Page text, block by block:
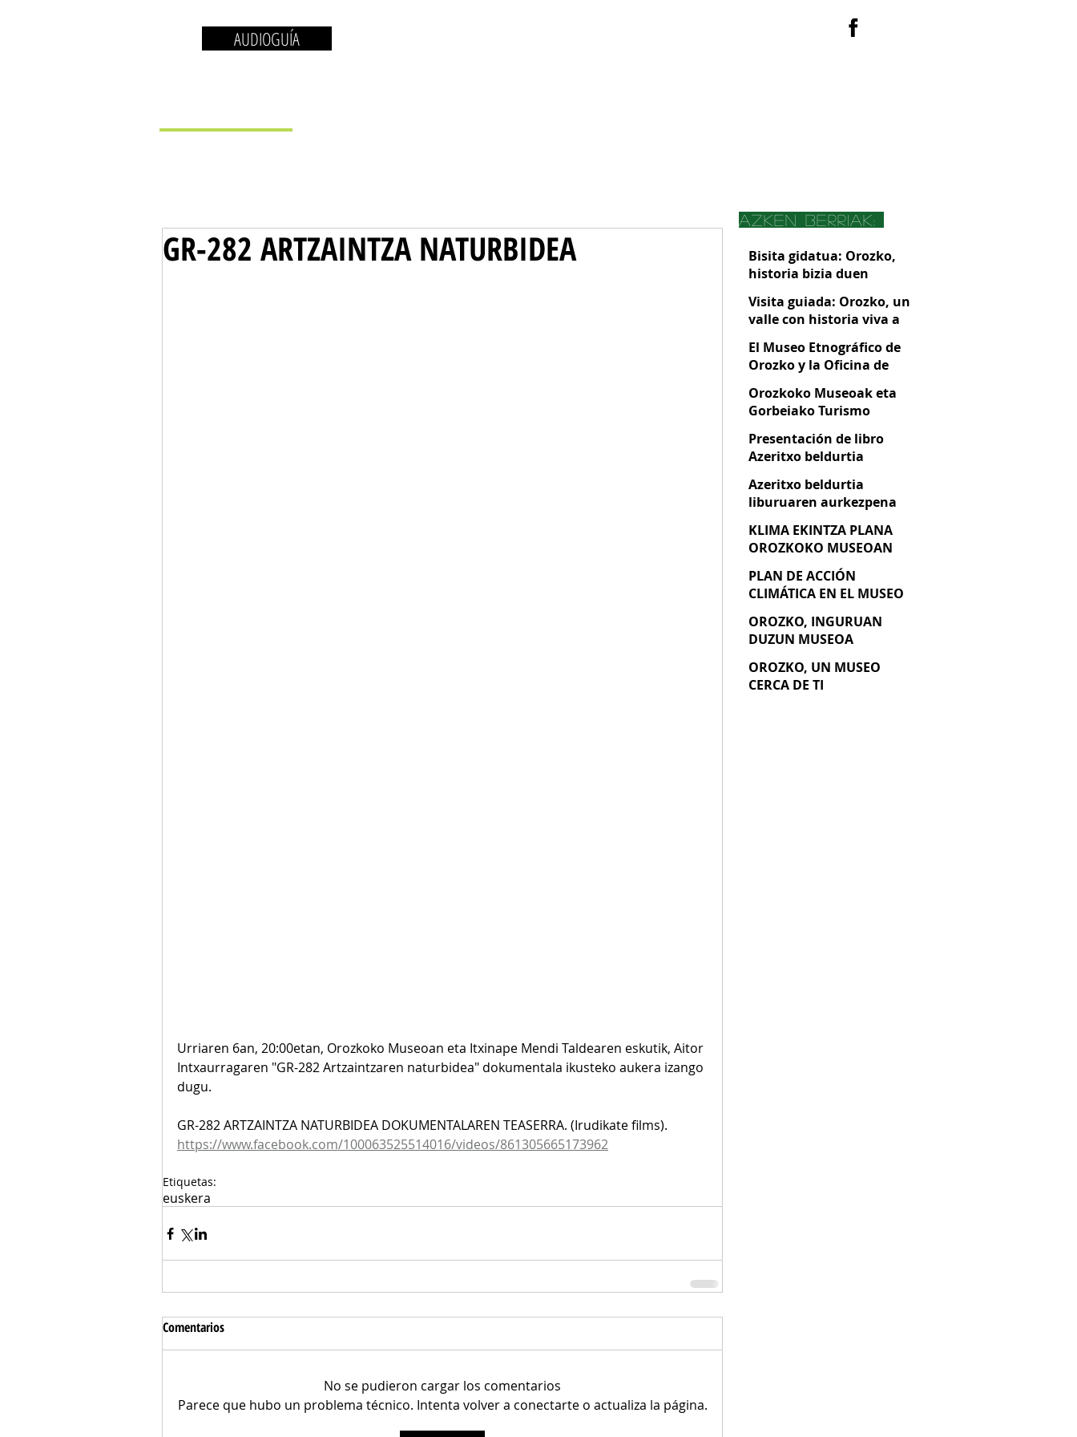
AUDIOGUÍA
GR-282 ARTZAINTZA NATURBIDEA
Urriaren 6an, 20:00etan, Orozkoko Museoan eta Itxinape Mendi Taldearen eskutik, Aitor
Intxaurragaren "GR-282 Artzaintzaren naturbidea" dokumentala ikusteko aukera izango
dugu.
GR-282 ARTZAINTZA NATURBIDEA DOKUMENTALAREN TEASERRA. (Irudikate films).
https://www.facebook.com/100063525514016/videos/861305665173962
Etiquetas:
euskera
Comentarios
No se pudieron cargar los comentarios
Parece que hubo un problema técnico. Intenta volver a conectarte o actualiza la página.
azken berriak:
Bisita gidatua: Orozko,
historia bizia duen
Visita guiada: Orozko, un
valle con historia viva a
El Museo Etnográfico de
Orozko y la Oficina de
suspenderán su atención
presencial a partir del 2
de marzo, por obras de
mejora
Orozkoko Museoak eta
Gorbeiako Turismo
arreta eten egingo dute
martxoaren 2tik aurrera,
hobekuntza obrak direla
eta
Presentación de libro
Azeritxo beldurtia
Azeritxo beldurtia
liburuaren aurkezpena
KLIMA EKINTZA PLANA
OROZKOKO MUSEOAN
PLAN DE ACCIÓN
CLIMÁTICA EN EL MUSEO
OROZKO, INGURUAN
DUZUN MUSEOA
OROZKO, UN MUSEO
CERCA DE TI